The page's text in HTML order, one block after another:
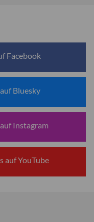
Facebook
Bluesky
Instagram
auf YouTube